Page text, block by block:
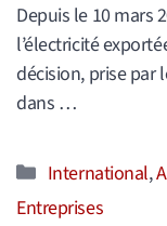
Depuis le 10 mars
l’électricité
décision, prise par
dans …
Catégories
International,
Entreprises